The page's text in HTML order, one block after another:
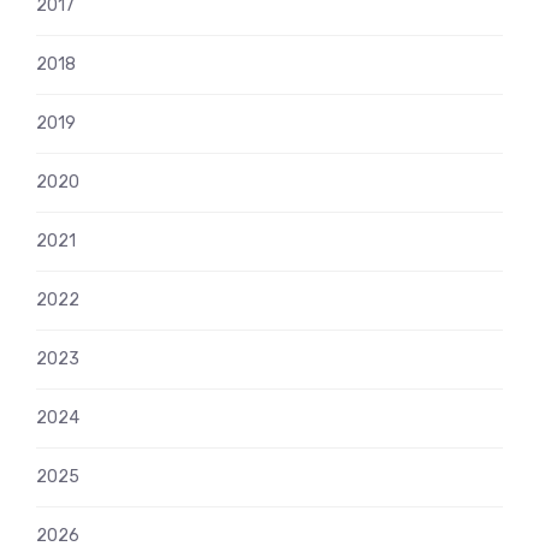
2017
2018
2019
2020
2021
2022
2023
2024
2025
2026